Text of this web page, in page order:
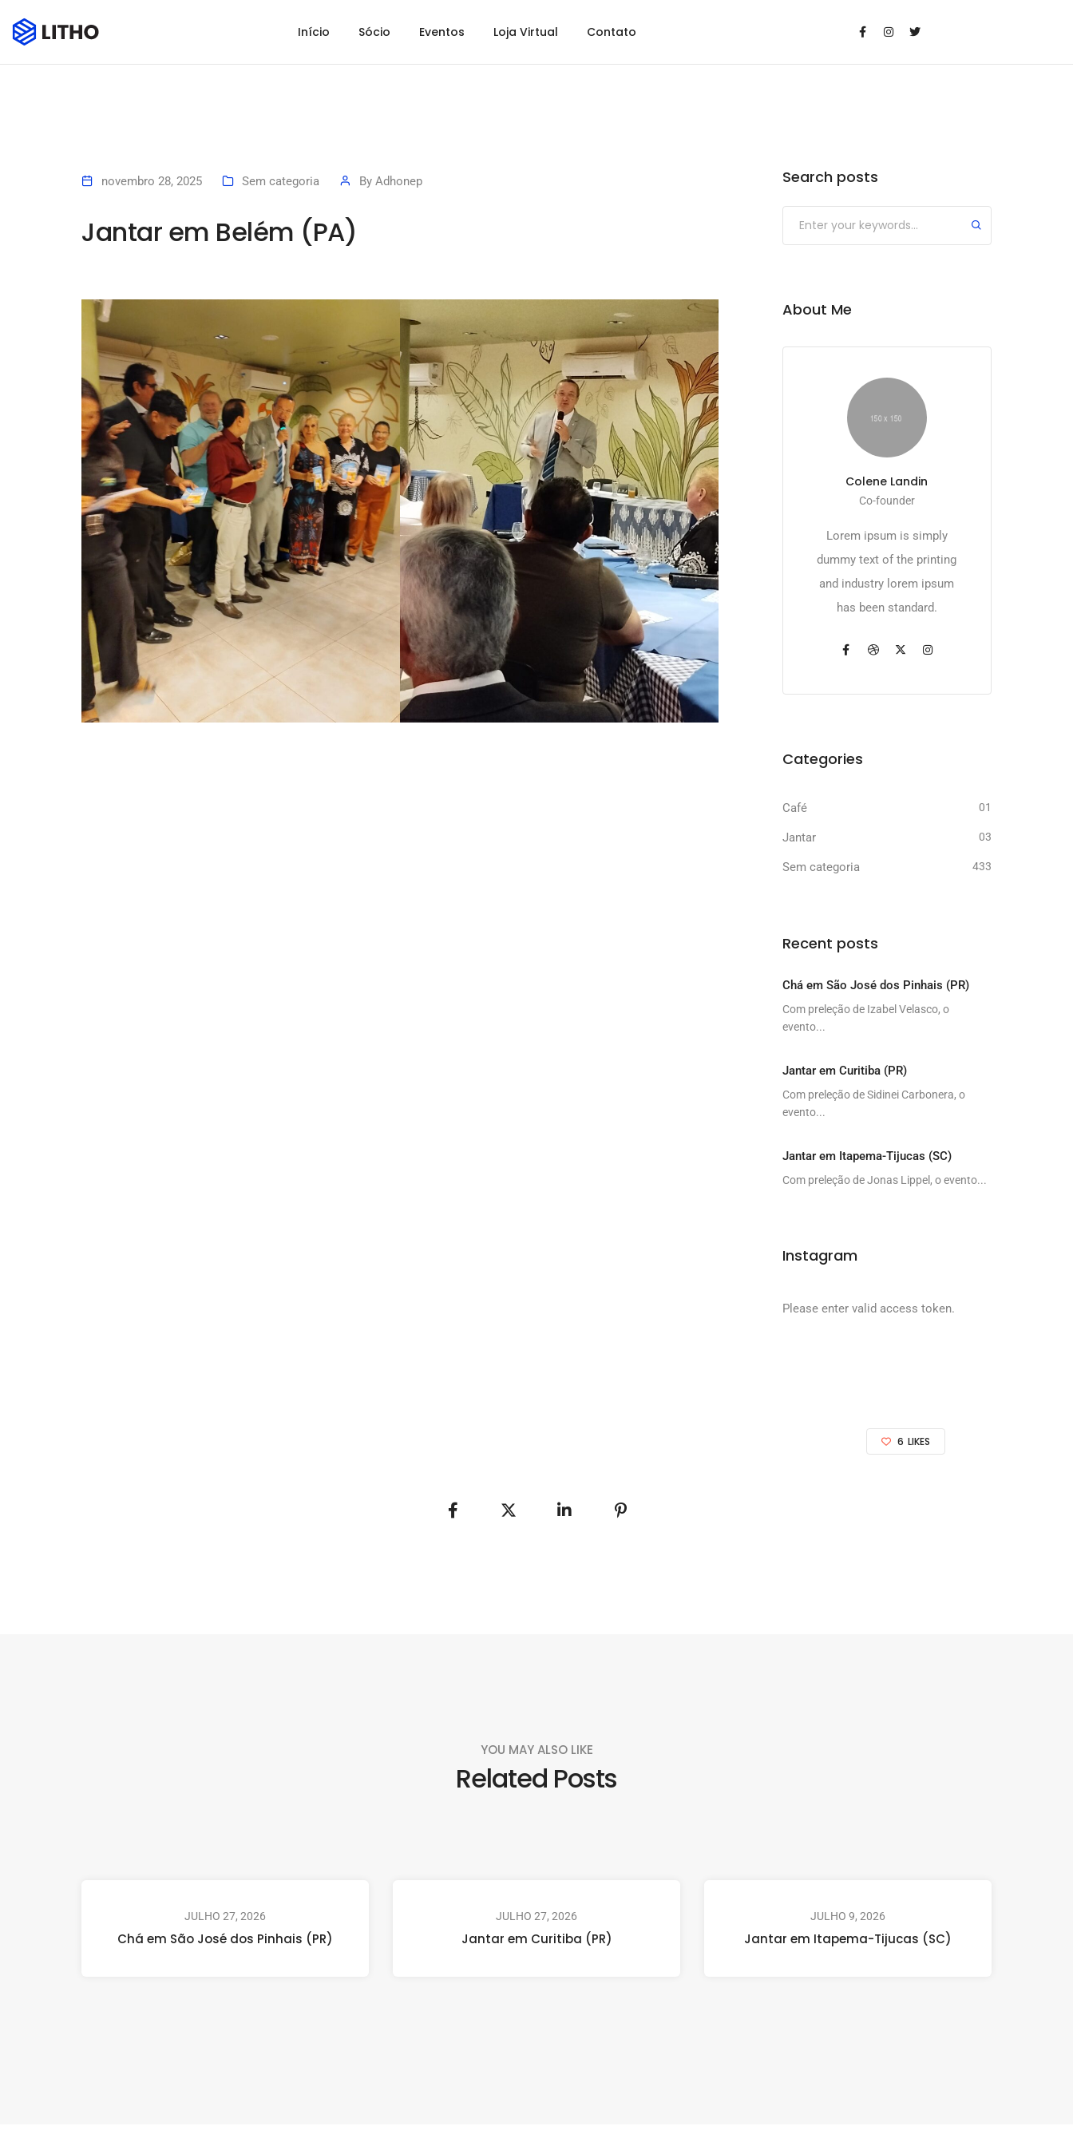
Início Sócio Eventos Loja Virtual Contato
novembro 28, 2025 Sem categoria By Adhonep
Jantar em Belém (PA)
Search posts
Submit
About Me
Colene Landin
Co-founder
Lorem ipsum is simply
dummy text of the printing
and industry lorem ipsum
has been standard.
Categories
Café 01
Jantar 03
Sem categoria 433
Recent posts
Chá em São José dos Pinhais (PR)
Com preleção de Izabel Velasco, o
evento...
Jantar em Curitiba (PR)
Com preleção de Sidinei Carbonera, o
evento...
Jantar em Itapema-Tijucas (SC)
Com preleção de Jonas Lippel, o evento...
Instagram
Please enter valid access token.
6 LIKES
YOU MAY ALSO LIKE
Related Posts
JULHO 27, 2026
Chá em São José dos Pinhais (PR)
JULHO 27, 2026
Jantar em Curitiba (PR)
JULHO 9, 2026
Jantar em Itapema-Tijucas (SC)